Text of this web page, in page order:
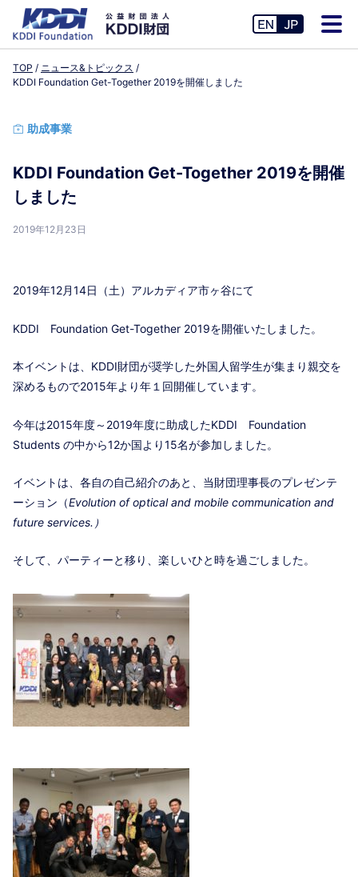
TOP
ニュース&トピックス
KDDI Foundation Get-Together 2019を開催しました
助成事業
KDDI Foundation Get-Together 2019を開催
しました
2019年12月23日
2019年12月14日（土）アルカディア市ヶ谷にて
KDDI Foundation Get-Together 2019を開催いたしました。
本イベントは、KDDI財団が奨学した外国人留学生が集まり親交を
深めるもので2015年より年１回開催しています。
今年は2015年度～2019年度に助成したKDDI Foundation
Students の中から12か国より15名が参加しました。
イベントは、各自の自己紹介のあと、当財団理事長のプレゼンテ
ーション（Evolution of optical and mobile communication and
future services.）
そして、パーティーと移り、楽しいひと時を過ごしました。